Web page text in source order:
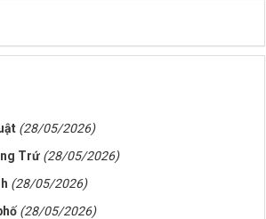
(28/05/2026)
Trứ (28/05/2026)
(28/05/2026)
(28/05/2026)